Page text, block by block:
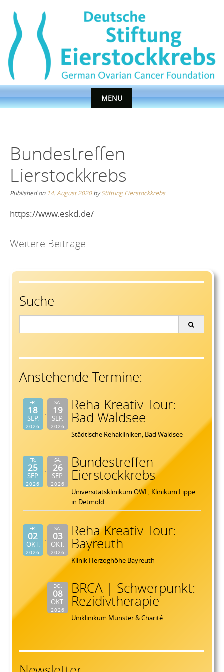
content
MENU
Bundestreffen
Eierstockkrebs
Published on 14. August 2020byStiftung Eierstockkrebs
https://www.eskd.de/
Post
navigation
Weitere Beiträge
Suche
Anstehende Termine:
FR.
18
SEP.
2026
SA.
19
SEP.
2026
Reha Kreativ Tour:
Bad Waldsee
Städtische Rehakliniken, Bad Waldsee
FR.
25
SEP.
2026
SA.
26
SEP.
2026
Bundestreffen
Eierstockkrebs
Universitätsklinikum OWL, Klinikum Lippe
in Detmold
FR.
02
OKT.
2026
SA.
03
OKT.
2026
Reha Kreativ Tour:
Bayreuth
Klinik Herzoghöhe Bayreuth
DO.
08
OKT.
2026
BRCA | Schwerpunkt:
Rezidivtherapie
Uniklinikum Münster & Charité